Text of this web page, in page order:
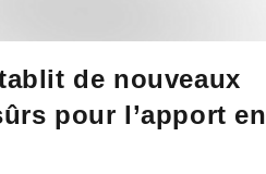
de nouveaux
pour l’apport en